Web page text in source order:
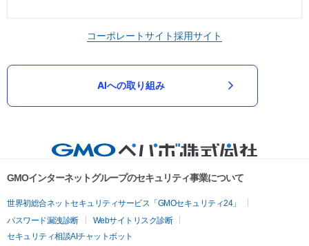
コーポレートサイト採用サイト
AIへの取り組み
GMOインターネットグループのセキュリティ事業について
世界初総合ネットセキュリティサービス「GMOセキュリティ24」
パスワード漏洩診断
Webサイトリスク診断
セキュリティ相談AIチャットボット